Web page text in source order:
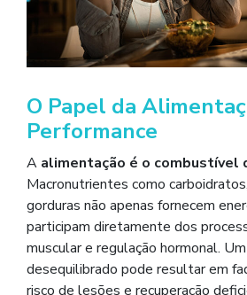
O Papel da
Performance
A alimentação é o combustível
Macronutrientes como
gorduras não apenas fornecem
participam diretamente dos
muscular e regulação hormonal.
desequilibrado pode resultar em
risco de lesões e recuperação